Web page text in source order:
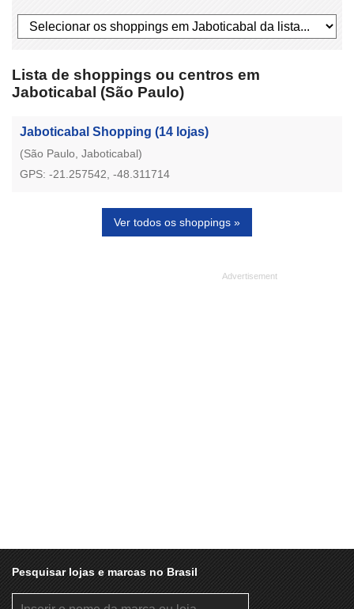
Lista de shoppings ou centros em
Jaboticabal (São Paulo)
Jaboticabal Shopping (14 lojas)
(São Paulo, Jaboticabal)
GPS: -21.257542, -48.311714
Ver todos os shoppings »
Pesquisar lojas e marcas no Brasil